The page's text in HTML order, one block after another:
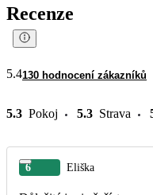
Recenze
5.4130 hodnocení zákazníků
5.3 Pokoj 5.3 Strava
6 Eliška